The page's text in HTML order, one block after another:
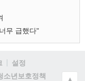
무 급했다"
설정
소년보호정책
▲